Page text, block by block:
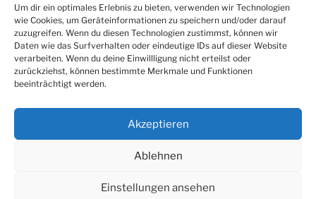
Um dir ein optimales Erlebnis zu bieten, verwenden wir Technologien
wie Cookies, um Geräteinformationen zu speichern und/oder darauf
zuzugreifen. Wenn du diesen Technologien zustimmst, können wir
Daten wie das Surfverhalten oder eindeutige IDs auf dieser Website
verarbeiten. Wenn du deine Einwillligung nicht erteilst oder
zurückziehst, können bestimmte Merkmale und Funktionen
beeinträchtigt werden.
Akzeptieren
Ablehnen
Einstellungen ansehen
Datenschutzerklärung